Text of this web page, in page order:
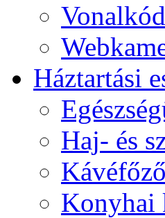
Háztartási
Haj- és
Konyhai